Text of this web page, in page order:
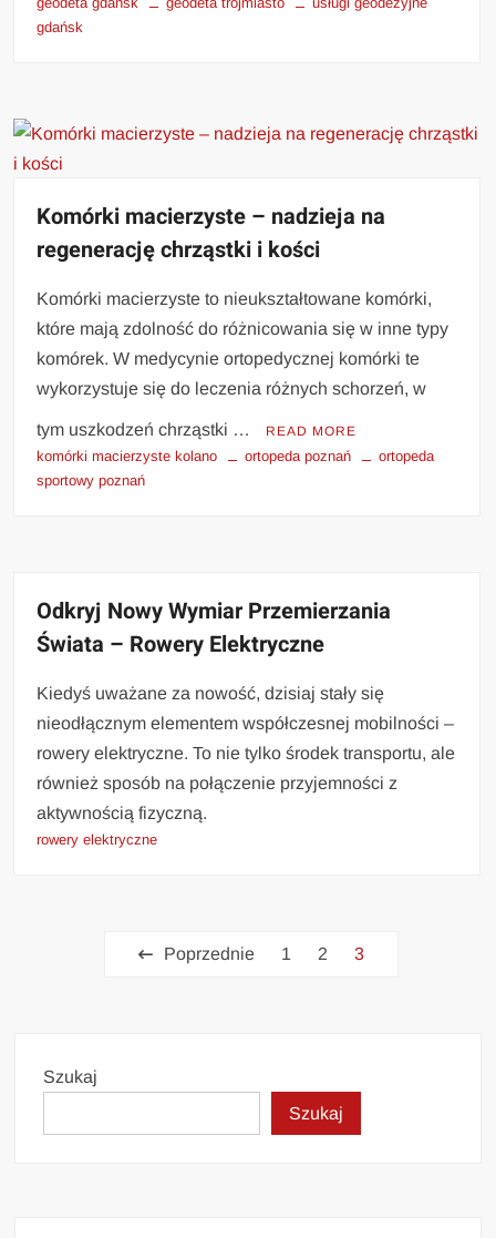
gdańsk
Komórki macierzyste – nadzieja na
regenerację chrząstki i kości
Komórki macierzyste to nieukształtowane komórki,
które mają zdolność do różnicowania się w inne typy
komórek. W medycynie ortopedycznej komórki te
wykorzystuje się do leczenia różnych schorzeń, w
tym uszkodzeń chrząstki … READ MORE
komórki macierzyste kolano ortopeda poznań
ortopeda
sportowy poznań
Odkryj Nowy Wymiar Przemierzania
Świata – Rowery Elektryczne
Kiedyś uważane za nowość, dzisiaj stały się
nieodłącznym elementem współczesnej mobilności –
rowery elektryczne. To nie tylko środek transportu, ale
również sposób na połączenie przyjemności z
aktywnością fizyczną.
rowery elektryczne
Stronicowanie
Poprzednie 1 2 3
Szukaj
Szukaj